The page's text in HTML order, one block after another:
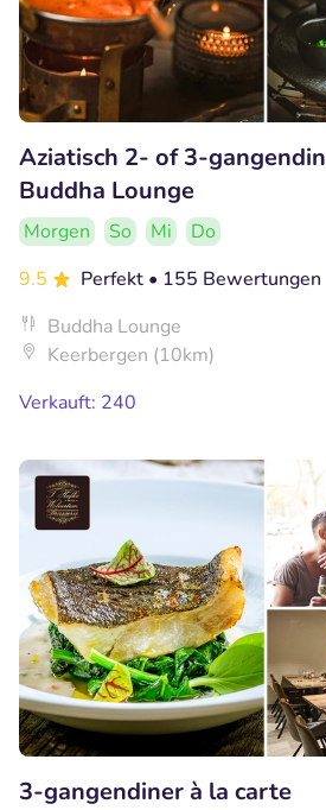
Aziatisch 2- of 3-
Buddha Lounge
Morgen So Mi
Do
9.5
Perfekt • 155 Bewertungen
Buddha Lounge
Keerbergen (10km)
Verkauft: 240
3-gangendiner à la carte